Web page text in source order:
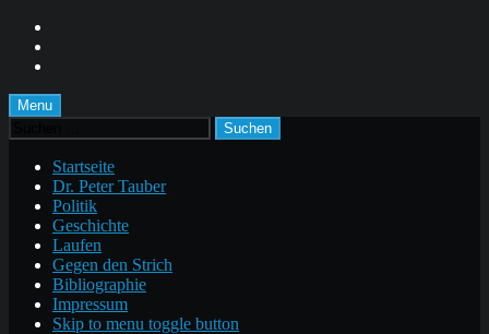
content
footer
Menu
Suchen
nach:
Startseite
Dr. Peter Tauber
Politik
Geschichte
Laufen
Gegen den Strich
Bibliographie
Impressum
Skip to menu toggle button